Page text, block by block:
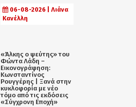
06-08-2026 | Λιάνα
Κανέλλη
«Άλκης ο ψεύτης» του
Φώντα Λάδη –
Εικονογράφηση:
Κωνσταντίνος
Ρουγγέρης | Ξανά στην
κυκλοφορία με νέο
τόμο από τις εκδόσεις
«Σύγχρονη Εποχή»